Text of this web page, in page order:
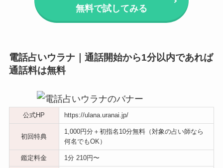
無料で試してみる
電話占いウラナ｜通話開始から1分以内であれば
通話料は無料
公式HP https://ulana.uranai.jp/
初回特典
1,000円分＋初指名10分無料（対象の占い師なら
何名でもOK）
鑑定料金 1分 210円〜